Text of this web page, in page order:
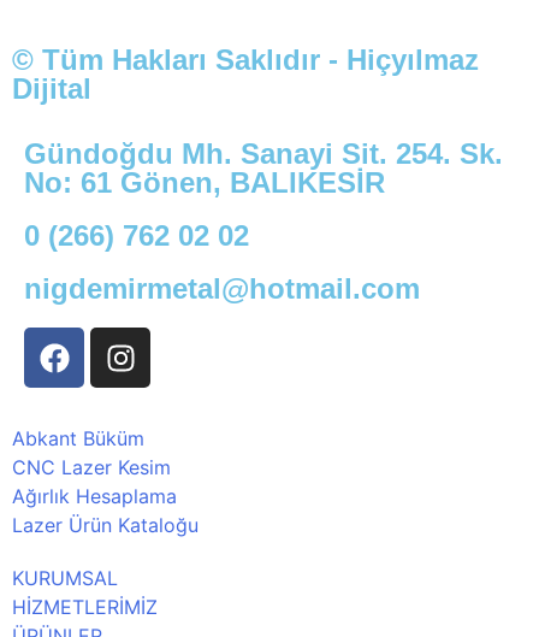
© Tüm Hakları Saklıdır - Hiçyılmaz
Dijital
Gündoğdu Mh. Sanayi Sit. 254. Sk.
No: 61 Gönen, BALIKESİR
0 (266) 762 02 02
nigdemirmetal@hotmail.com
Abkant Büküm
CNC Lazer Kesim
Ağırlık Hesaplama
Lazer Ürün Kataloğu
KURUMSAL
HİZMETLERİMİZ